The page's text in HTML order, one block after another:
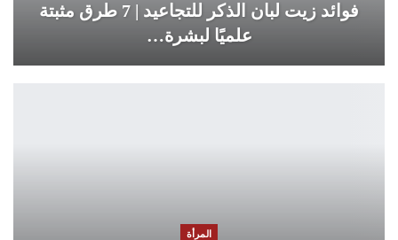
فوائد زيت لبان الذكر للتجاعيد | 7 طرق مثبتة
علميًا لبشرة…
المرأة